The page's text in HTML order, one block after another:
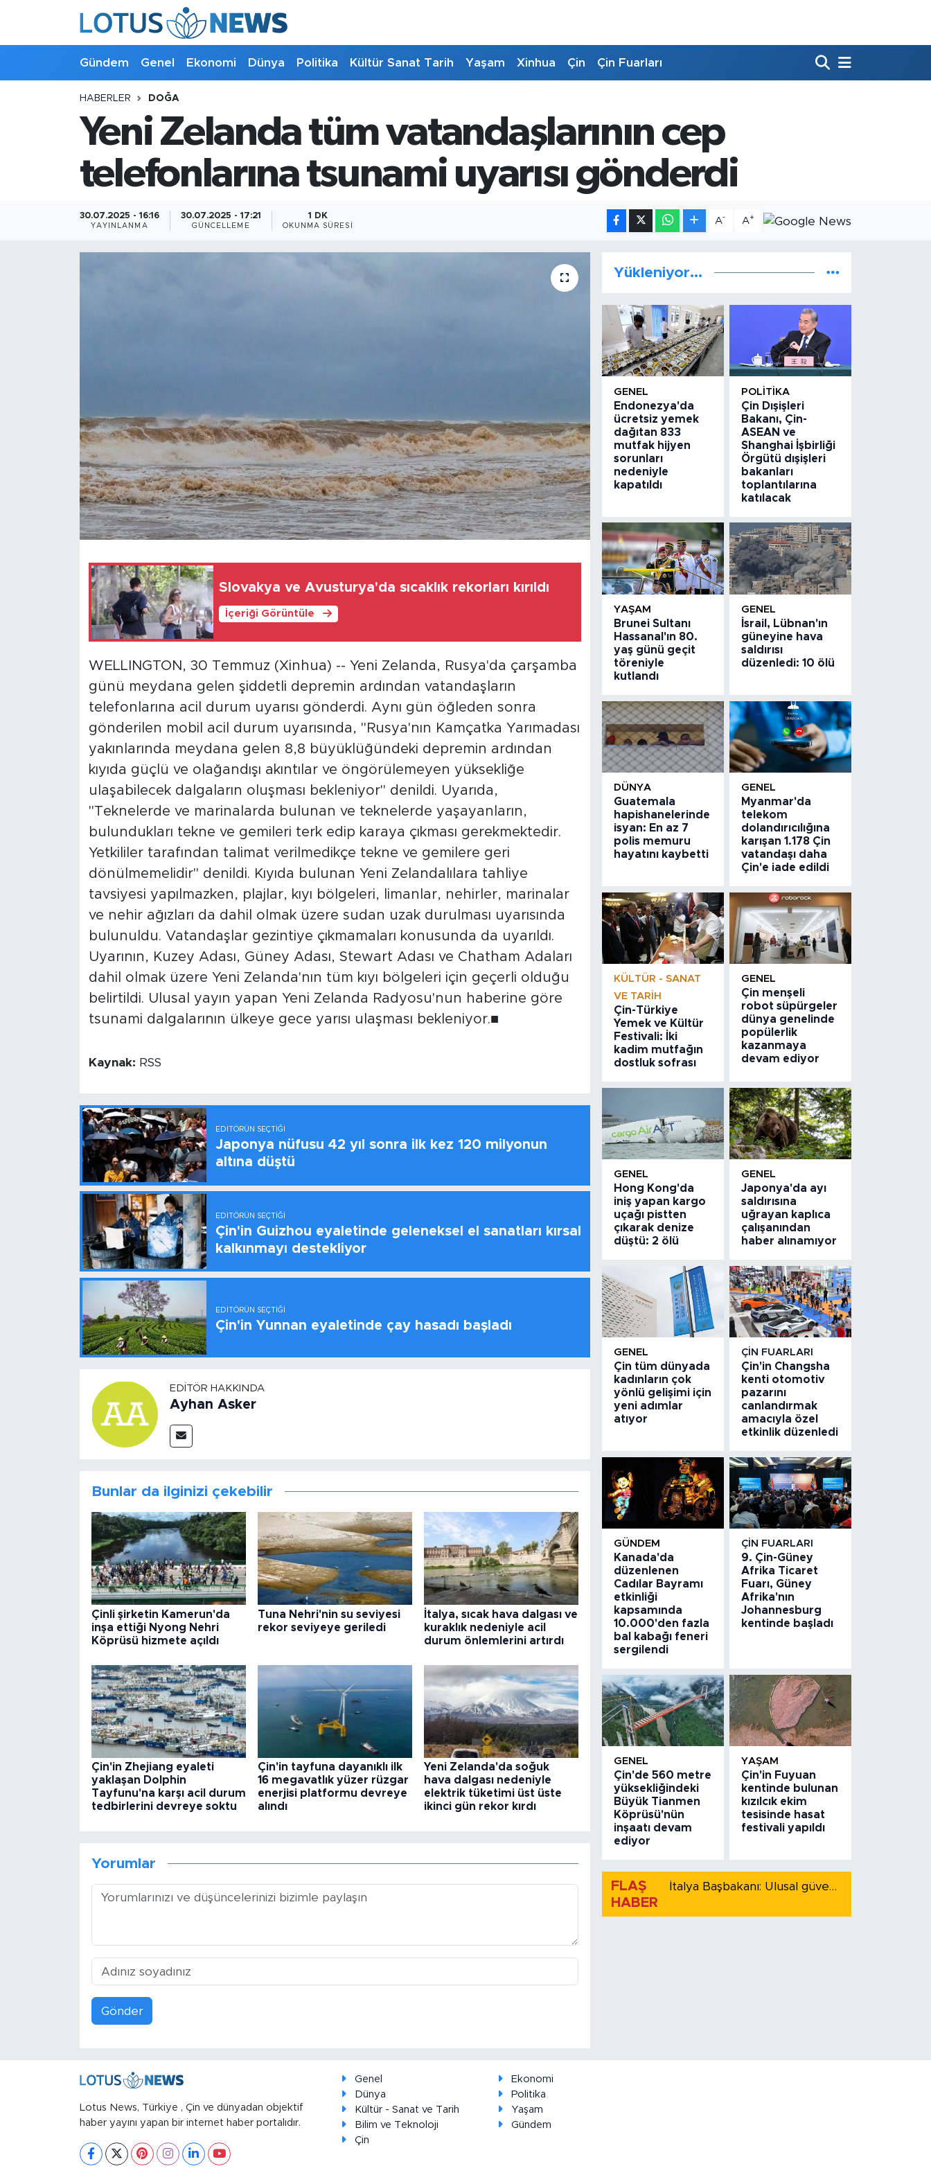
Gündem Genel Ekonomi Dünya Politika Kültür Sanat Tarih Yaşam Xinhua Çin Çin Fuarları
HABERLER DOĞA
Yeni Zelanda tüm vatandaşlarının cep
telefonlarına tsunami uyarısı gönderdi
30.07.2025 - 16:16
YAYINLANMA
30.07.2025 - 17:21
GÜNCELLEME
1 DK
OKUNMA SÜRESI
A- A+
Slovakya ve Avusturya'da sıcaklık rekorları kırıldı
İçeriği Görüntüle
WELLINGTON, 30 Temmuz (Xinhua) -- Yeni Zelanda, Rusya'da çarşamba
günü meydana gelen şiddetli depremin ardından vatandaşların
telefonlarına acil durum uyarısı gönderdi. Aynı gün öğleden sonra
gönderilen mobil acil durum uyarısında, "Rusya'nın Kamçatka Yarımadası
yakınlarında meydana gelen 8,8 büyüklüğündeki depremin ardından
kıyıda güçlü ve olağandışı akıntılar ve öngörülemeyen yüksekliğe
ulaşabilecek dalgaların oluşması bekleniyor" denildi. Uyarıda,
"Teknelerde ve marinalarda bulunan ve teknelerde yaşayanların,
bulundukları tekne ve gemileri terk edip karaya çıkması gerekmektedir.
Yetkililer tarafından talimat verilmedikçe tekne ve gemilere geri
dönülmemelidir" denildi. Kıyıda bulunan Yeni Zelandalılara tahliye
tavsiyesi yapılmazken, plajlar, kıyı bölgeleri, limanlar, nehirler, marinalar
ve nehir ağızları da dahil olmak üzere sudan uzak durulması uyarısında
bulunuldu. Vatandaşlar gezintiye çıkmamaları konusunda da uyarıldı.
Uyarının, Kuzey Adası, Güney Adası, Stewart Adası ve Chatham Adaları
dahil olmak üzere Yeni Zelanda'nın tüm kıyı bölgeleri için geçerli olduğu
belirtildi. Ulusal yayın yapan Yeni Zelanda Radyosu'nun haberine göre
tsunami dalgalarının ülkeye gece yarısı ulaşması bekleniyor.■
Kaynak: RSS
EDITÖRÜN SEÇTIĞI
Japonya nüfusu 42 yıl sonra ilk kez 120 milyonun
altına düştü
EDITÖRÜN SEÇTIĞI
Çin'in Guizhou eyaletinde geleneksel el sanatları kırsal
kalkınmayı destekliyor
EDITÖRÜN SEÇTIĞI
Çin'in Yunnan eyaletinde çay hasadı başladı
EDITÖR HAKKINDA
Ayhan Asker
Bunlar da ilginizi çekebilir
Çinli şirketin Kamerun'da
inşa ettiği Nyong Nehri
Köprüsü hizmete açıldı
Tuna Nehri'nin su seviyesi
rekor seviyeye geriledi
İtalya, sıcak hava dalgası ve
kuraklık nedeniyle acil
durum önlemlerini artırdı
Çin'in Zhejiang eyaleti
yaklaşan Dolphin
Tayfunu'na karşı acil durum
tedbirlerini devreye soktu
Çin'in tayfuna dayanıklı ilk
16 megavatlık yüzer rüzgar
enerjisi platformu devreye
alındı
Yeni Zelanda'da soğuk
hava dalgası nedeniyle
elektrik tüketimi üst üste
ikinci gün rekor kırdı
Yorumlar
Gönder
Yükleniyor...
GENEL
Endonezya'da
ücretsiz yemek
dağıtan 833
mutfak hijyen
sorunları
nedeniyle
kapatıldı
POLITIKA
Çin Dışişleri
Bakanı, Çin-
ASEAN ve
Shanghai İşbirliği
Örgütü dışişleri
bakanları
toplantılarına
katılacak
YAŞAM
Brunei Sultanı
Hassanal'ın 80.
yaş günü geçit
töreniyle
kutlandı
GENEL
İsrail, Lübnan'ın
güneyine hava
saldırısı
düzenledi: 10 ölü
DÜNYA
Guatemala
hapishanelerinde
isyan: En az 7
polis memuru
hayatını kaybetti
GENEL
Myanmar'da
telekom
dolandırıcılığına
karışan 1.178 Çin
vatandaşı daha
Çin'e iade edildi
KÜLTÜR - SANAT
VE TARIH
Çin-Türkiye
Yemek ve Kültür
Festivali: İki
kadim mutfağın
dostluk sofrası
GENEL
Çin menşeli
robot süpürgeler
dünya genelinde
popülerlik
kazanmaya
devam ediyor
GENEL
Hong Kong'da
iniş yapan kargo
uçağı pistten
çıkarak denize
düştü: 2 ölü
GENEL
Japonya'da ayı
saldırısına
uğrayan kaplıca
çalışanından
haber alınamıyor
GENEL
Çin tüm dünyada
kadınların çok
yönlü gelişimi için
yeni adımlar
atıyor
ÇIN FUARLARI
Çin'in Changsha
kenti otomotiv
pazarını
canlandırmak
amacıyla özel
etkinlik düzenledi
GÜNDEM
Kanada'da
düzenlenen
Cadılar Bayramı
etkinliği
kapsamında
10.000'den fazla
bal kabağı feneri
sergilendi
ÇIN FUARLARI
9. Çin-Güney
Afrika Ticaret
Fuarı, Güney
Afrika'nın
Johannesburg
kentinde başladı
GENEL
Çin'de 560 metre
yüksekliğindeki
Büyük Tianmen
Köprüsü'nün
inşaatı devam
ediyor
YAŞAM
Çin'in Fuyuan
kentinde bulunan
kızılcık ekim
tesisinde hasat
festivali yapıldı
FLAŞ
HABER
İtalya Başbakanı: Ulusal güvenliği korumak için İspanya ile Schengen kapsamındaki serbest dolaşımı askıya alıyoruz
Lotus News, Türkiye , Çin ve dünyadan objektif
haber yayını yapan bir internet haber portalıdır.
Genel
Ekonomi
Dünya
Politika
Kültür - Sanat ve Tarih
Yaşam
Bilim ve Teknoloji
Gündem
Çin
Politika
Foto Haber
Xinhua Türkiye